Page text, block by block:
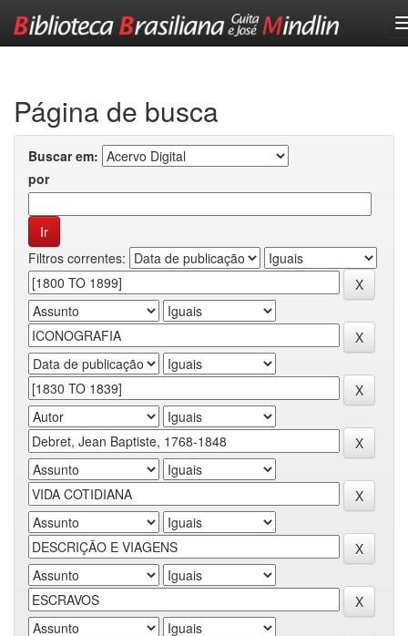
Página de busca
Buscar em:
por
Filtros correntes: